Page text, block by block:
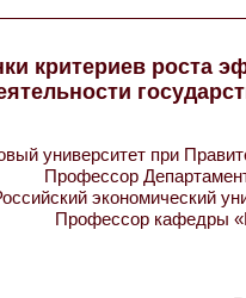
критериев роста
университет при
Профессор
экономический
Профессор кафедры